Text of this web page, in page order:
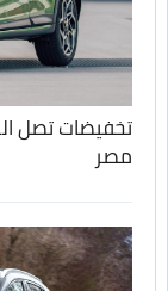
مصر